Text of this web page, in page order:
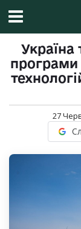
Україна
програми
27